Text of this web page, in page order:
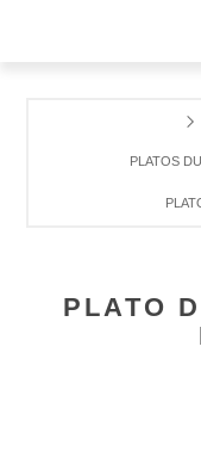
PLATOS
PLATO